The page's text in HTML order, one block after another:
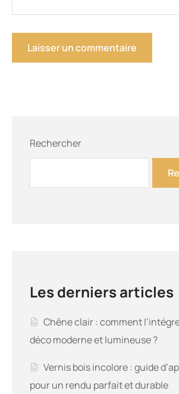
Rechercher
Les derniers articles
Chêne clair : comment
déco moderne et lumineuse ?
Vernis bois incolore : guide
pour un rendu parfait et durable